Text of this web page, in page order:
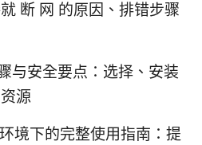
断 网 的原因、排错步骤
与安全要点：选择、安装
源
境下的完整使用指南：提